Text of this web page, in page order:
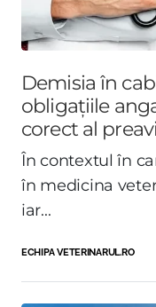
Demisia în
obligațiile
corect al
În contextul în
în medicina
iar...
ECHIPA VETERINARUL.RO